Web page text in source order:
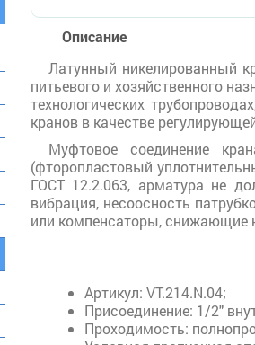
Описание
Латунный никелированный
питьевого и хозяйственного
технологических
кранов в качестве
Муфтовое соединение
(фторопластовый
ГОСТ 12.2.063, арматура не
вибрация, несоосность
или компенсаторы, снижающие
Артикул: VT.214.N.04;
Присоединение: 1/2"
Проходимость: